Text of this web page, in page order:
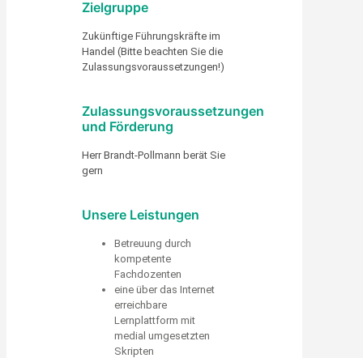
Zielgruppe
Zukünftige Führungskräfte im
Handel (Bitte beachten Sie die
Zulassungsvoraussetzungen!)
Zulassungsvoraussetzungen
und Förderung
Herr Brandt-Pollmann berät Sie
gern
Unsere Leistungen
Betreuung durch
kompetente
Fachdozenten
eine über das Internet
erreichbare
Lernplattform mit
medial umgesetzten
Skripten